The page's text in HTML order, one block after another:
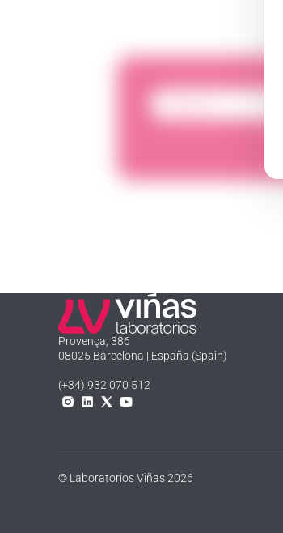
Laboratorios Viñas
Provença, 386
08025 Barcelona | España (Spain)
(+34) 932 070 512
Instagram
Linkedln
X YouTube
© Laboratorios Viñas 2026